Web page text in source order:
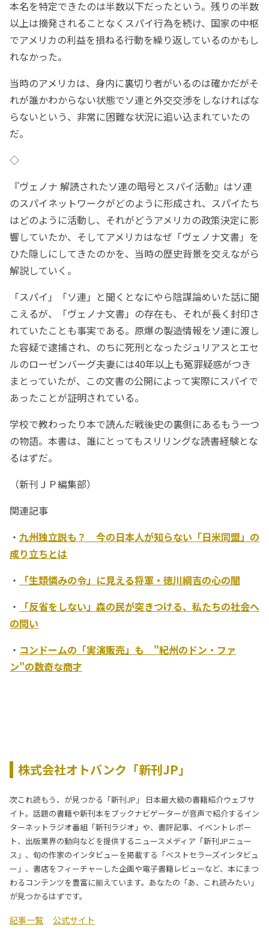
本名を特定できたのは半数以下だったという。残りの半数
以上は摘発されることなくスパイ行為を続け、国家の中枢
でアメリカの利益を損ねる行動を繰り返しているのかもし
れなかった。
当時のアメリカは、身内に裏切り者がいるのは確かだがそ
れが誰かわからない状態でソ連と外交交渉をしなければな
らないという、非常に困難な状況に追い込まれていたの
だ。
◇
『ヴェノナ 解読されたソ連の暗号とスパイ活動』はソ連
のスパイネットワークがどのように形成され、スパイたち
はどのように活動し、それがどうアメリカの政策決定に影
響していたか、そしてアメリカはなぜ「ヴェノナ文書」を
ひた隠しにしてきたのかを、当時の歴史背景を交えながら
解説していく。
「スパイ」「ソ連」と聞くとなにやら陰謀論めいた話に聞
こえるが、「ヴェノナ文書」の存在も、それが長く封印さ
れていたことも事実である。原爆の製造情報をソ連に渡し
た容疑で逮捕され、のちに死刑となったジュリアスとエセ
ルのローゼンバーグ夫妻には40年以上も冤罪疑惑がつき
まとっていたが、この文書の公開によって実際にスパイで
あったことが証明されている。
学校で教わったり本で読んだ戦後史の裏側にあるもう一つ
の物語。本書は、誰にとってもスリリングな読書経験とな
るはずだ。
（新刊ＪＰ編集部）
関連記事
・ 九州独立説も？ 今の日本人が知らない「日米同盟」の
成り立ちとは
・
「生類憐みの令」に見える将軍・徳川綱吉の心の闇
・
「反省をしない」森の民が突きつける、私たちの社会へ
の問い
・ コンドームの「実演販売」も "紀州のドン・ファ
ン"の数奇な商才
株式会社オトバンク「新刊JP」
次これ読もう、が見つかる「新刊JP」 日本最大級の書籍紹介ウェブサ
イト。話題の書籍や新刊本をブックナビゲーターが音声で紹介するイン
ターネットラジオ番組「新刊ラジオ」や、書評記事、イベントレポー
ト、出版業界の動向などを提供するニュースメディア「新刊JPニュー
ス」、旬の作家のインタビューを掲載する「ベストセラーズインタビュ
ー」、書店をフィーチャーした企画や電子書籍レビューなど、本にまつ
わるコンテンツを豊富に揃えています。あなたの「あ、これ読みたい」
が見つかるはずです。
記事一覧 公式サイト